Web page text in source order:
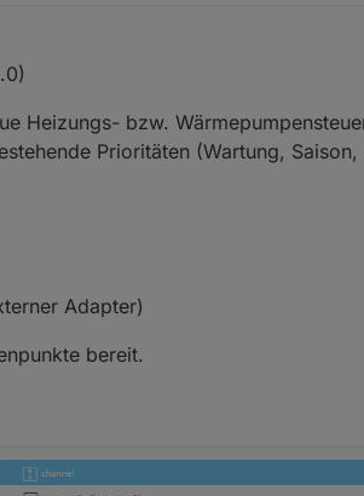
Heizungs- bzw.
Prioritäten (Wartung,
Adapter)
bereit.